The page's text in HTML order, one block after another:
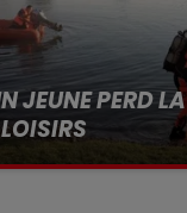
JEUNE PERD
à pic